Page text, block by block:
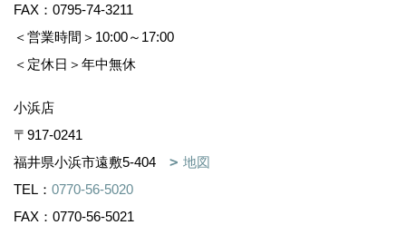
FAX：0795-74-3211
＜営業時間＞10:00～17:00
＜定休日＞年中無休
小浜店
〒917-0241
福井県小浜市遠敷5-404
地図
TEL： 0770-56-5020
FAX：0770-56-5021